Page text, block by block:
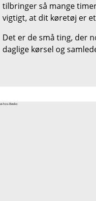
tilbringer så mange
vigtigt, at dit køretøj er
Det er de små ting, der
daglige kørsel og